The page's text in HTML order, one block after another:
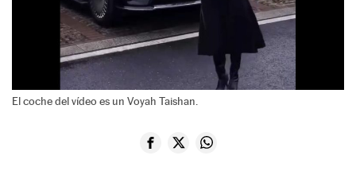
El coche del vídeo es un Voyah Taishan.